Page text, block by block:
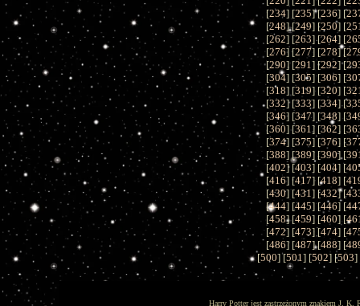
[234] [235] [236] [
[248] [249] [250] [
[262] [263] [264] [
[276] [277] [278] [
[290] [291] [292] [
[304] [305] [306] [
[318] [319] [320] [
[332] [333] [334] [
[346] [347] [348] [
[360] [361] [362] [
[374] [375] [376] [
[388] [389] [390] [
[402] [403] [404] [
[416] [417] [418] [
[430] [431] [432] [
[444] [445] [446] [
[458] [459] [460] [
[472] [473] [474] [
[486] [487] [488] [
[500] [501] [502] [503]
Harry Potter jest zastrzeżonym znakiem J. K.